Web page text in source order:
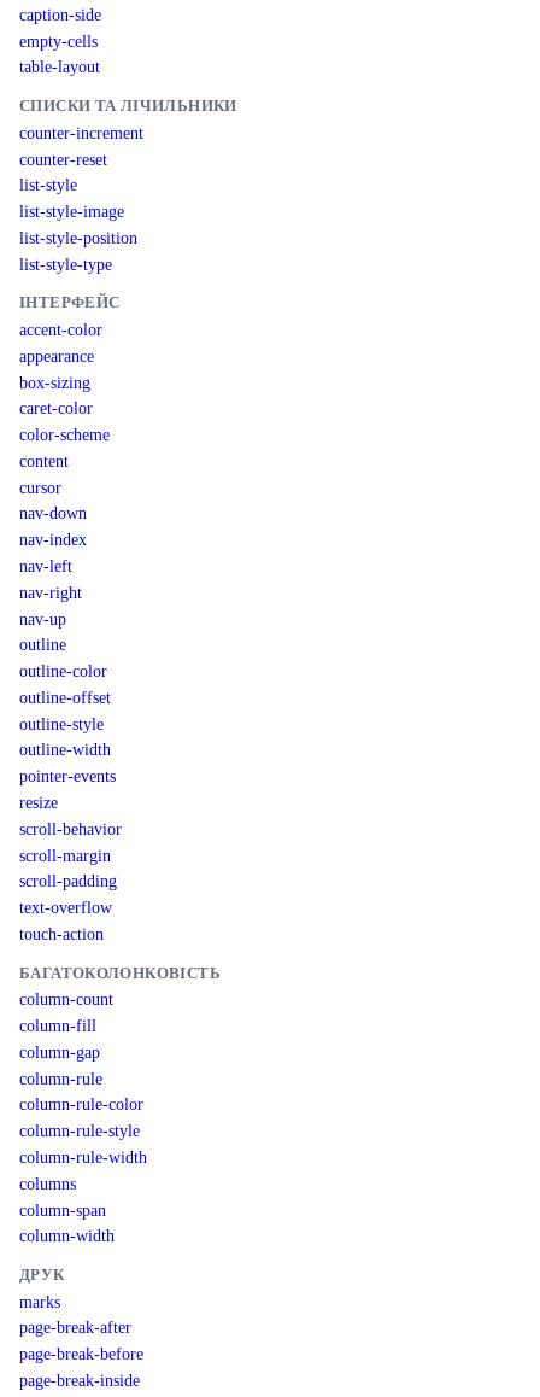
caption-side
empty-cells
table-layout
СПИСКИ ТА ЛІЧИЛЬНИКИ
counter-increment
counter-reset
list-style
list-style-image
list-style-position
list-style-type
ІНТЕРФЕЙС
accent-color
appearance
box-sizing
caret-color
color-scheme
content
cursor
nav-down
nav-index
nav-left
nav-right
nav-up
outline
outline-color
outline-offset
outline-style
outline-width
pointer-events
resize
scroll-behavior
scroll-margin
scroll-padding
text-overflow
touch-action
БАГАТОКОЛОНКОВІСТЬ
column-count
column-fill
column-gap
column-rule
column-rule-color
column-rule-style
column-rule-width
columns
column-span
column-width
ДРУК
marks
page-break-after
page-break-before
page-break-inside